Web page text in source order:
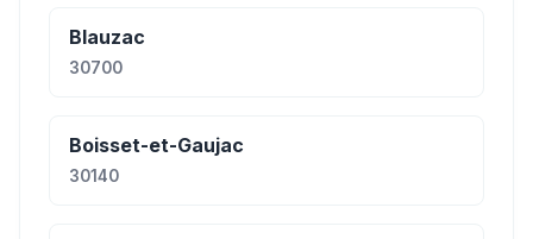
Blauzac
30700
Boisset-et-Gaujac
30140